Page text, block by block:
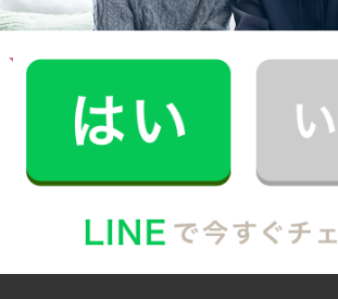
M.K.さん
子どもとコミュニケーションをとる時間が増え
ました！
インタビュー一覧を見る